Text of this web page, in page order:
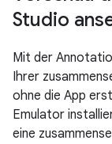
Studio
Mit der
Ihrer
ohne die App
Emulator
eine